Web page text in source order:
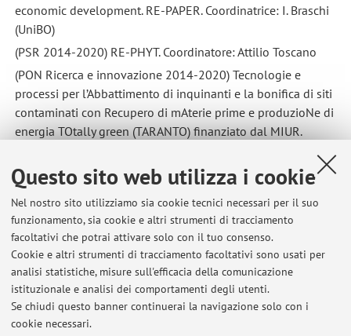
Questo sito web utilizza i cookie
Nel nostro sito utilizziamo sia cookie tecnici necessari per il suo
funzionamento, sia cookie e altri strumenti di tracciamento
facoltativi che potrai attivare solo con il tuo consenso.
Cookie e altri strumenti di tracciamento facoltativi sono usati per
analisi statistiche, misure sull'efficacia della comunicazione
istituzionale e analisi dei comportamenti degli utenti.
Se chiudi questo banner continuerai la navigazione solo con i
cookie necessari.
economic development. RE-PAPER. Coordinatrice: I. Braschi
(UniBO)
(PSR 2014-2020) RE-PHYT. Coordinatore: Attilio Toscano
(PON Ricerca e innovazione 2014-2020) Tecnologie e
processi per l’Abbattimento di inquinanti e la bonifica di siti
contaminati con Recupero di mAterie prime e produzioNe di
energia TOtally green (TARANTO) finanziato dal MIUR.
(Grant Agreement No 862663 — FoodE — H2020-SFS-2018-
2020/H2020-SFS-2019-1) “Food systems in European
cities”. Coordinatore: F. Orsini (UniBO)
(R/ENI/MTU/02/13) “Trattamento di acque contaminate da
miscele di idrocarburi: selettività di adsorbimento su
materiali micro e mesoporosi da sistemi modello
rappresentativi di acque di falda e di produzione”.
Coordinatrice: A. Martucci (UniFE).